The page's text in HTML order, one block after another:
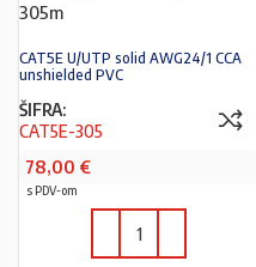
305m
CAT5E U/UTP solid AWG24/1 CCA
unshielded PVC
ŠIFRA:
CAT5E-305
78,00 €
s PDV-om